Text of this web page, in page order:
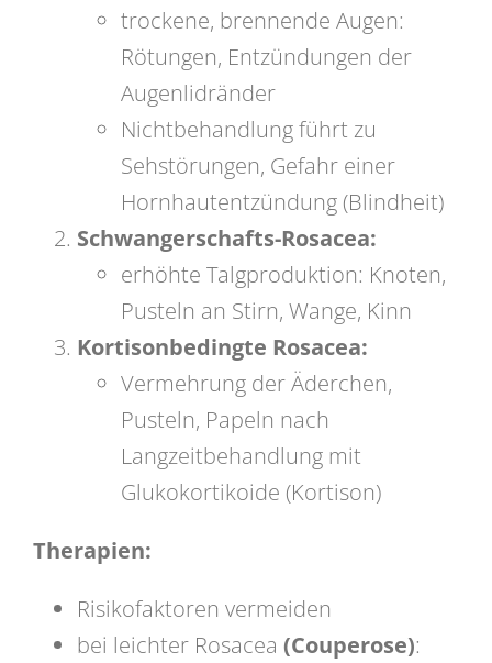
trockene, brennende Augen:
Rötungen, Entzündungen der
Augenlidränder
Nichtbehandlung führt zu
Sehstörungen, Gefahr einer
Hornhautentzündung (Blindheit)
Schwangerschafts-Rosacea:
erhöhte Talgproduktion: Knoten,
Pusteln an Stirn, Wange, Kinn
Kortisonbedingte Rosacea:
Vermehrung der Äderchen,
Pusteln, Papeln nach
Langzeitbehandlung mit
Glukokortikoide (Kortison)
Therapien:
Risikofaktoren vermeiden
bei leichter Rosacea (Couperose):